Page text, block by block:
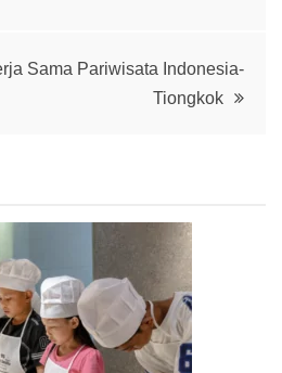
Sama Pariwisata Indonesia-
Tiongkok